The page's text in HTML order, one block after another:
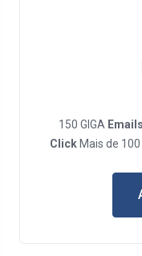
150 GIGA
Click Mais de